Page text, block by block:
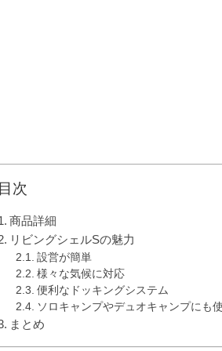
目次
商品詳細
リビングシェルSの魅力
設営が簡単
様々な気候に対応
便利なドッキングシステム
ソロキャンプやデュオキャンプにも
まとめ